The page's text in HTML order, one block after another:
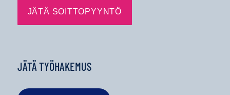
JÄTÄ TYÖHAKEMUS